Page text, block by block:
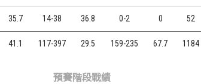
35.7 14-38 36.8 0-2 0 52
41.1 117-397 29.5 159-235 67.7 1184
預賽階段戰績